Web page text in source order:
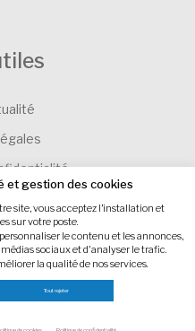
et gestion des cookies
site, vous acceptez l’installation et
sur votre poste.
le contenu et les annonces,
sociaux et d'analyser le trafic.
la qualité de nos services.
Tout rejeter
de cookies Politique de confidentialité